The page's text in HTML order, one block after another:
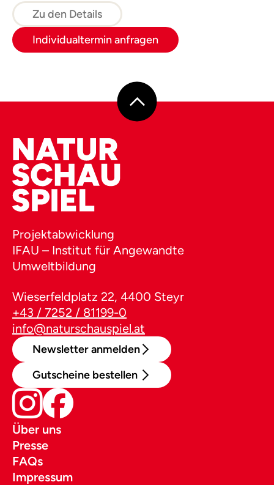
Zu den Details
Individualtermin anfragen
Projektabwicklung
IFAU – Institut für Angewandte
Umweltbildung
Wieserfeldplatz 22, 4400 Steyr
+43 / 7252 / 81199-0
info@naturschauspiel.at
Newsletter anmelden
Gutscheine bestellen
Über uns
Presse
FAQs
Impressum